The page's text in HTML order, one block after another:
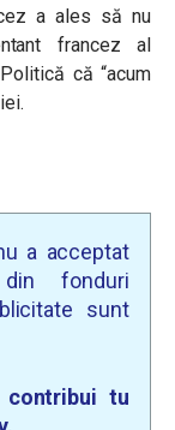
a ales să nu
francez al
că “acum
a acceptat
fonduri
sunt
tu